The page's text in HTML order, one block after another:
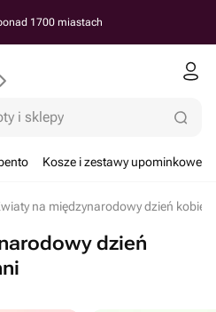
1700 miastach
i sklepy
Kosze i zestawy upominkowe
na międzynarodowy dzień kobiet
dzień